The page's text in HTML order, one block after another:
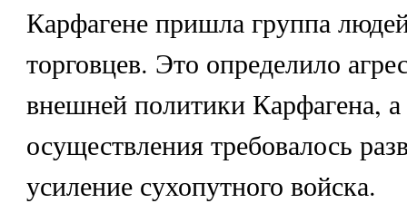
Карфагене пришла группа
торговцев. Это определило
внешней политики Карфагена, а
осуществления требовалось
усиление сухопутного войска.